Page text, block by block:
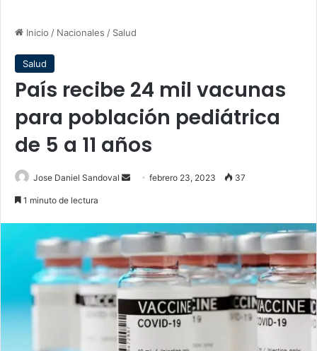
Inicio / Nacionales / Salud
Salud
País recibe 24 mil vacunas
para población pediátrica
de 5 a 11 años
Jose Daniel Sandoval
Sendfebrero 23, 2023 37
1 minuto de lectura